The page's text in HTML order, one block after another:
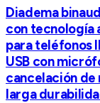
Diadema
con tecnología
para teléfonos
USB con
cancelación de
larga